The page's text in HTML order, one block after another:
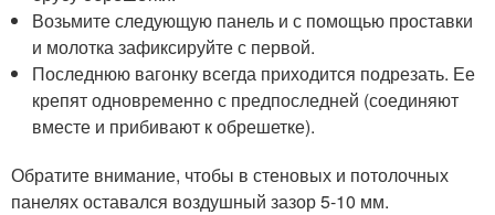
Возьмите следующую панель и с помощью проставки
и молотка зафиксируйте с первой.
Последнюю вагонку всегда приходится подрезать. Ее
крепят одновременно с предпоследней (соединяют
вместе и прибивают к обрешетке).
Обратите внимание, чтобы в стеновых и потолочных
панелях оставался воздушный зазор 5-10 мм.